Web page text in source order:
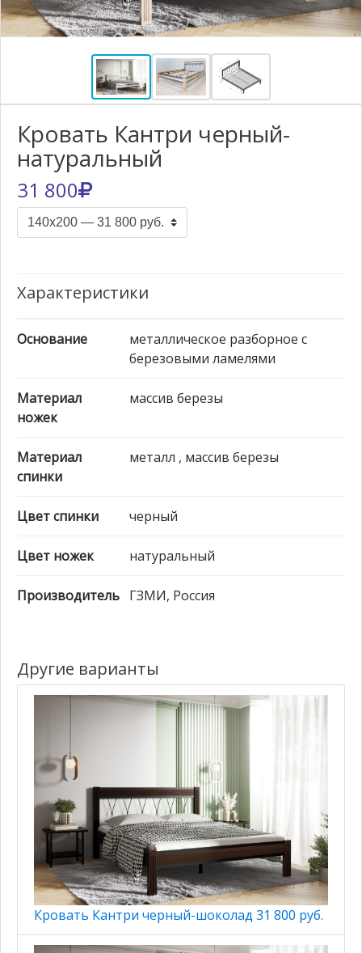
Кровать Кантри черный-
натуральный
31 800
Характеристики
Основание
металлическое разборное с
березовыми ламелями
Материал
ножек
массив березы
Материал
спинки
металл , массив березы
Цвет спинки черный
Цвет ножек натуральный
Производитель ГЗМИ, Россия
Другие варианты
Кровать Кантри черный-шоколад 31 800 руб.